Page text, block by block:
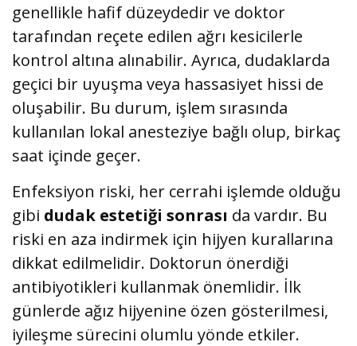
genellikle hafif düzeydedir ve doktor
tarafından reçete edilen ağrı kesicilerle
kontrol altına alınabilir. Ayrıca, dudaklarda
geçici bir uyuşma veya hassasiyet hissi de
oluşabilir. Bu durum, işlem sırasında
kullanılan lokal anesteziye bağlı olup, birkaç
saat içinde geçer.
Enfeksiyon riski, her cerrahi işlemde olduğu
gibi dudak estetiği sonrası da vardır. Bu
riski en aza indirmek için hijyen kurallarına
dikkat edilmelidir. Doktorun önerdiği
antibiyotikleri kullanmak önemlidir. İlk
günlerde ağız hijyenine özen gösterilmesi,
iyileşme sürecini olumlu yönde etkiler.